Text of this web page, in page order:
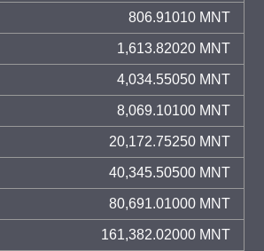
806.91010 MNT
1,613.82020 MNT
4,034.55050 MNT
8,069.10100 MNT
20,172.75250 MNT
40,345.50500 MNT
80,691.01000 MNT
161,382.02000 MNT